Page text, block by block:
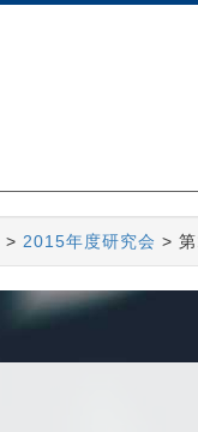
> 2015年度研究会 >